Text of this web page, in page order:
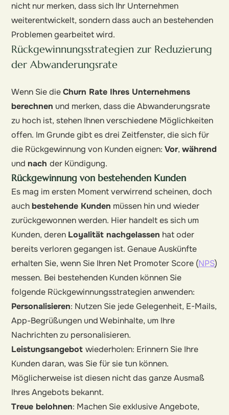
nicht nur merken, dass sich Ihr Unternehmen
weiterentwickelt, sondern dass auch an bestehenden
Problemen gearbeitet wird.
Rückgewinnungsstrategien zur Reduzierung
der Abwanderungsrate
Wenn Sie dieChurn Rate Ihres Unternehmens
berechnen und merken, dass die Abwanderungsrate
zu hoch ist, stehen Ihnen verschiedene Möglichkeiten
offen. Im Grunde gibt es drei Zeitfenster, die sich für
die Rückgewinnung von Kunden eignen:Vor,während
undnachder Kündigung.
Rückgewinnung von bestehenden Kunden
Es mag im ersten Moment verwirrend scheinen, doch
auchbestehende Kunden müssen hin und wieder
zurückgewonnen werden. Hier handelt es sich um
Kunden, deren Loyalität nachgelassen hat oder
bereits verloren gegangen ist. Genaue Auskünfte
erhalten Sie, wenn Sie Ihren Net Promoter Score (NPS)
messen. Bei bestehenden Kunden können Sie
folgende Rückgewinnungsstrategien anwenden:
Personalisieren: Nutzen Sie jede Gelegenheit, E-Mails,
App-Begrüßungen und Webinhalte, um Ihre
Nachrichten zu personalisieren.
Leistungsangebotwiederholen: Erinnern Sie Ihre
Kunden daran, was Sie für sie tun können.
Möglicherweise ist diesen nicht das ganze Ausmaß
Ihres Angebots bekannt.
Treue belohnen: Machen Sie exklusive Angebote,